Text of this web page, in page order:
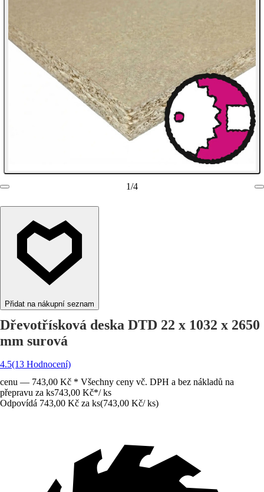
1/4
Přidat na nákupní seznam
Dřevotřísková deska DTD 22 x 1032 x 2650
mm surová
4.5(13 Hodnocení)
cenu — 743,00 Kč * Všechny ceny vč. DPH a bez nákladů na
přepravu za ks743,00 Kč*/ ks
Odpovídá 743,00 Kč za ks(743,00 Kč/ ks)